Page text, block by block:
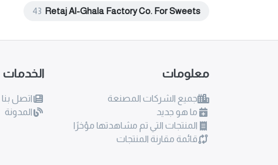
Retaj Al-Ghala Factory Co. For Sweets
43
معلومات
جميع الشركات المصنعة
ما هو جديد
المنتجات التي تم مشاهدتها مؤخرًا
قائمة مقارنة المنتجات
الخدمات
اتصل بنا
المدونة